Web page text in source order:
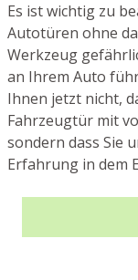
Es ist wichtig zu
Autotüren ohne
Werkzeug
an Ihrem Auto
Ihnen jetzt nicht,
Fahrzeugtür mit
sondern dass Sie
Erfahrung in dem